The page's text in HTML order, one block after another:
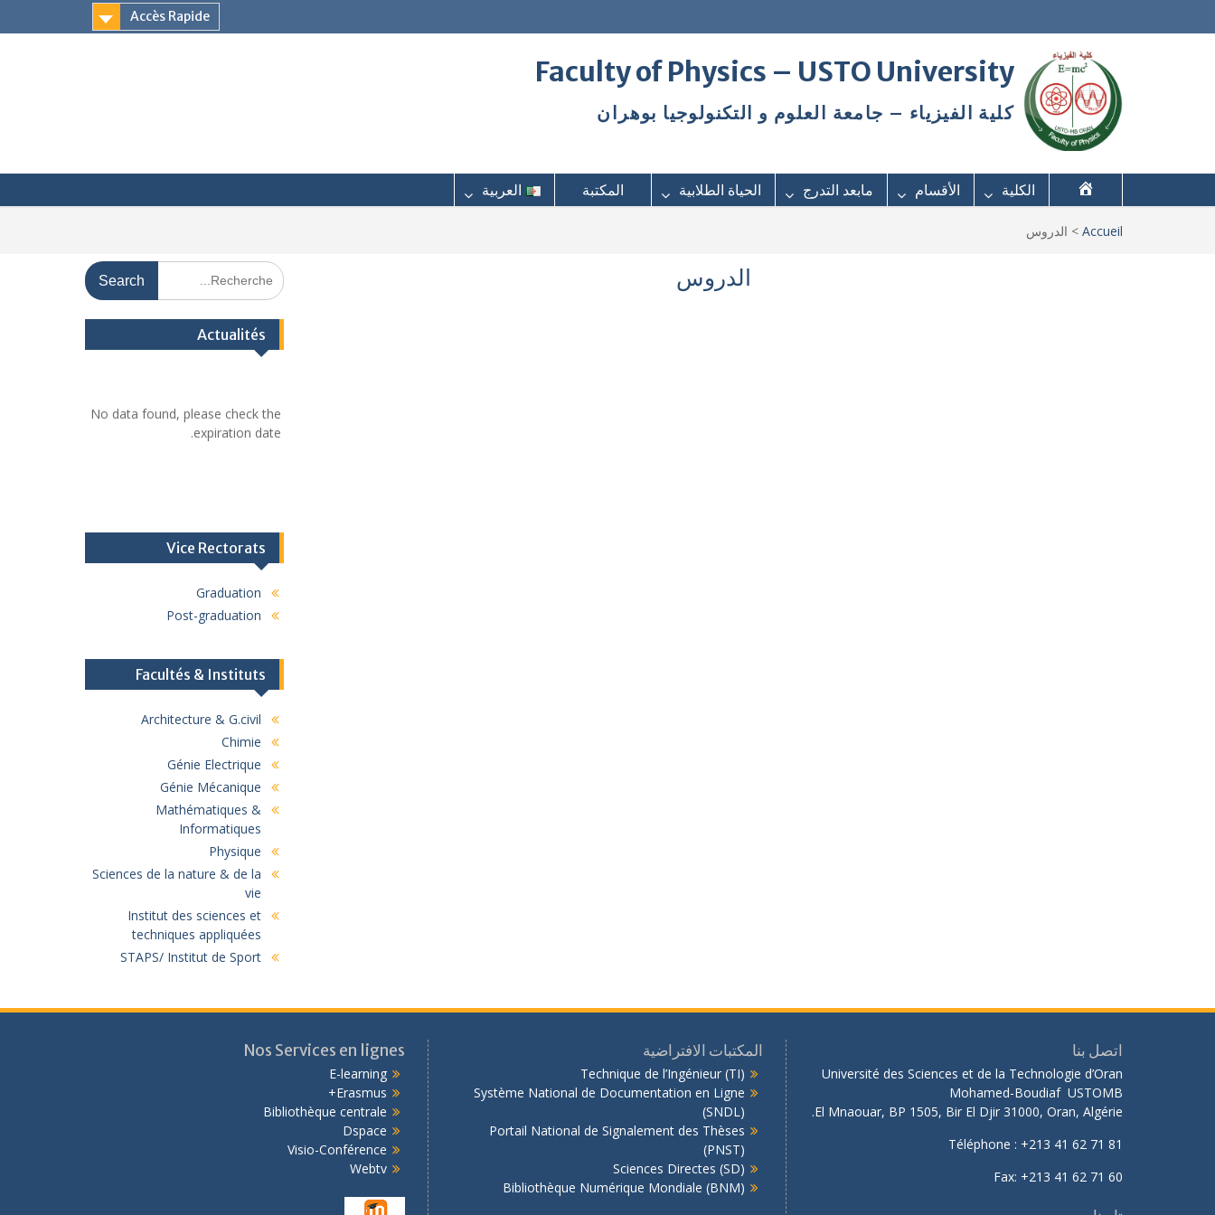
Accès Rapide
Faculty of Physics – USTO University
كلية الفيزياء – جامعة العلوم و التكنولوجيا بوهران
الكلية الأقسام مابعد التدرج الحياة الطلابية المكتبة العربية
Accueil
> الدروس
الدروس
Actualités
No data found, please check the
expiration date.
Vice Rectorats
Graduation
Post-graduation
Facultés & Instituts
Architecture & G.civil
Chimie
Génie Electrique
Génie Mécanique
Mathématiques &
Informatiques
Physique
Sciences de la nature & de la
vie
Institut des sciences et
techniques appliquées
STAPS/ Institut de Sport
اتصل بنا
Université des Sciences et de la Technologie d’Oran
Mohamed-Boudiaf USTOMB
El Mnaouar, BP 1505, Bir El Djir 31000, Oran, Algérie.
Téléphone : +213 41 62 71 81
Fax: +213 41 62 71 60
المكتبات الافتراضية
Technique de l’Ingénieur (TI)
Système National de Documentation en Ligne
(SNDL)
Portail National de Signalement des Thèses
(PNST)
Sciences Directes (SD)
Bibliothèque Numérique Mondiale (BNM)
Nos Services en lignes
E-learning
Erasmus+
Bibliothèque centrale
Dspace
Visio-Conférence
Webtv